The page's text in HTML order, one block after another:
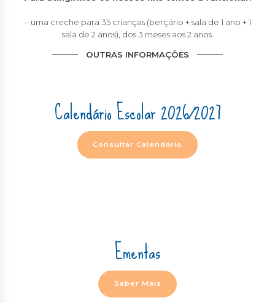
– uma creche para 35 crianças (berçário + sala de 1 ano + 1
sala de 2 anos), dos 3 meses aos 2 anos.
OUTRAS INFORMAÇÔES
Calendário Escolar 2026/2027
Consultar Calendário
Ementas
Saber Mais